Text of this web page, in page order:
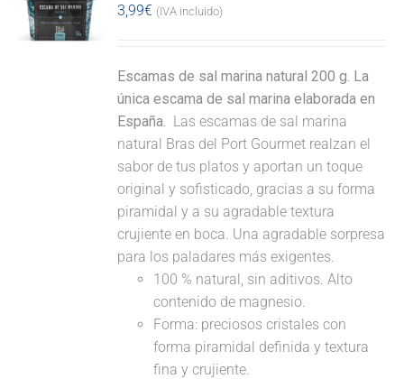
3,99€ (IVA incluido)
Escamas de sal marina natural 200 g. La
única escama de sal marina elaborada en
España. Las escamas de sal marina
natural Bras del Port Gourmet realzan el
sabor de tus platos y aportan un toque
original y sofisticado, gracias a su forma
piramidal y a su agradable textura
crujiente en boca. Una agradable sorpresa
para los paladares más exigentes.
100 % natural, sin aditivos. Alto
contenido de magnesio.
Forma: preciosos cristales con
forma piramidal definida y textura
fina y crujiente.